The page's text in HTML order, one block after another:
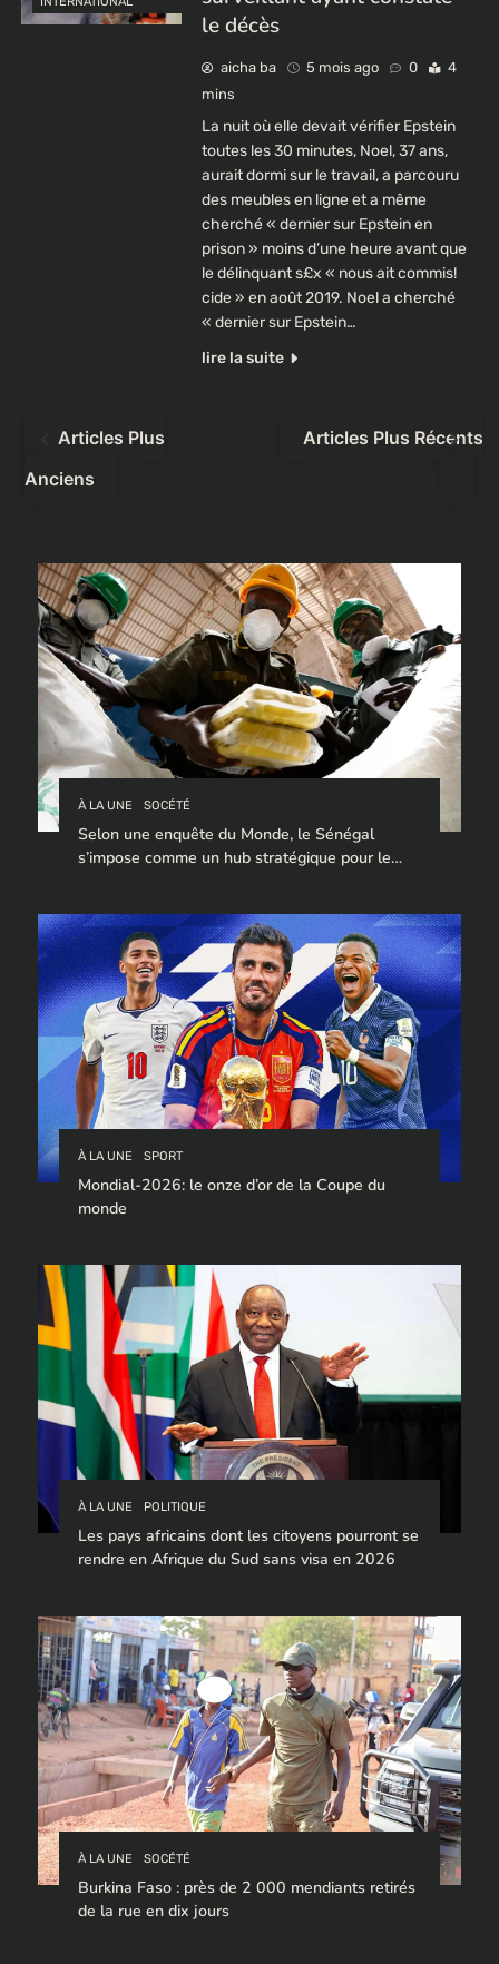
le décès
aicha ba 5 mois ago 0
4
mins
La nuit où elle devait vérifier Epstein
toutes les 30 minutes, Noel, 37 ans,
aurait dormi sur le travail, a parcouru
des meubles en ligne et a même
cherché « dernier sur Epstein en
prison » moins d’une heure avant que
le délinquant s£x « nous ait commis!
cide » en août 2019. Noel a cherché
« dernier sur Epstein…
lire la suite
Articles Plus
Anciens
Articles Plus Récents
À LA UNE SOCÉTÉ
Selon une enquête du Monde, le Sénégal
s’impose comme un hub stratégique pour le
À LA UNE SPORT
Mondial-2026: le onze d’or de la Coupe du
monde
À LA UNE POLITIQUE
Les pays africains dont les citoyens pourront se
rendre en Afrique du Sud sans visa en 2026
À LA UNE SOCÉTÉ
Burkina Faso : près de 2 000 mendiants retirés
de la rue en dix jours